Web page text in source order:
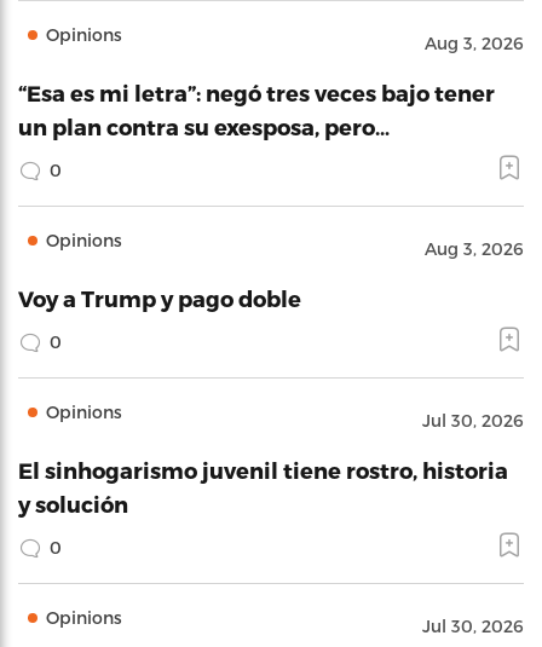
Opinions Aug 3, 2026
“Esa es mi letra”: negó tres veces bajo tener
un plan contra su exesposa, pero…
0
Opinions Aug 3, 2026
Voy a Trump y pago doble
0
Opinions Jul 30, 2026
El sinhogarismo juvenil tiene rostro, historia
y solución
0
Opinions Jul 30, 2026